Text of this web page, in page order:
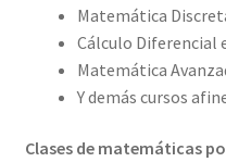
Matemática
Cálculo Diferencial
Matemática
Y demás cursos
Clases de matemáticas